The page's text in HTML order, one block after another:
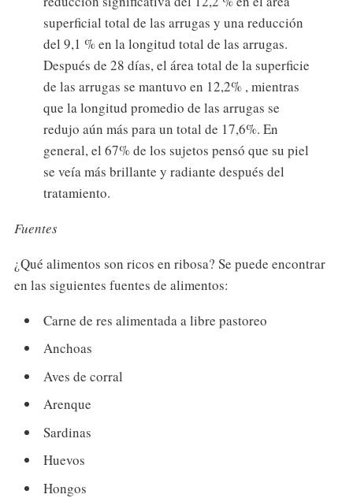
superficial total de las arrugas y una reducción
del 9,1 % en la longitud total de las arrugas.
Después de 28 días, el área total de la superficie
de las arrugas se mantuvo en 12,2% , mientras
que la longitud promedio de las arrugas se
redujo aún más para un total de 17,6%. En
general, el 67% de los sujetos pensó que su piel
se veía más brillante y radiante después del
tratamiento.
Fuentes
¿Qué alimentos son ricos en ribosa? Se puede encontrar
en las siguientes fuentes de alimentos:
Carne de res alimentada a libre pastoreo
Anchoas
Aves de corral
Arenque
Sardinas
Huevos
Hongos